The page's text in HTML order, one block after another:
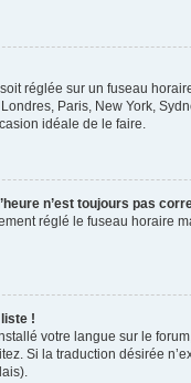
réglée sur un fuseau
Paris, New York,
idéale de le faire.
n’est toujours pas
réglé le fuseau horaire
!
votre langue sur le
Si la traduction désirée